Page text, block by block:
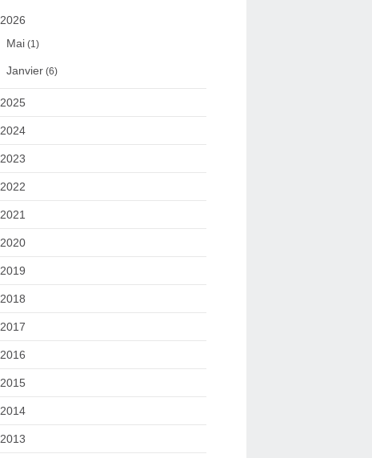
2026
Mai (1)
Janvier (6)
2025
2024
2023
2022
2021
2020
2019
2018
2017
2016
2015
2014
2013